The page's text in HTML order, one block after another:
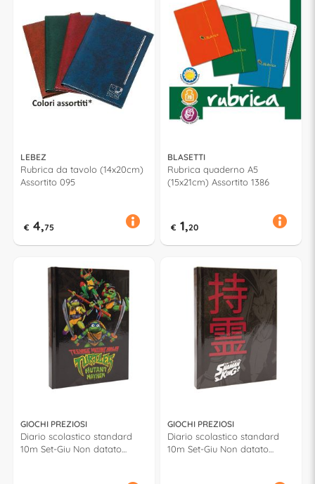
LEBEZ
Rubrica da tavolo (14x20cm)
Assortito 095
€ 4,75
BLASETTI
Rubrica quaderno A5
(15x21cm) Assortito 1386
€ 1,20
GIOCHI PREZIOSI
Diario scolastico standard
10m Set-Giu Non datato
GIOCHI PREZIOSI
Diario scolastico standard
10m Set-Giu Non datato